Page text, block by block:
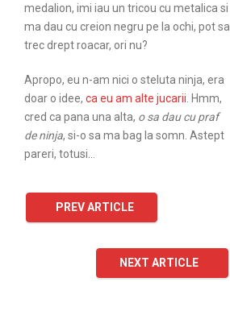
medalion, imi iau un tricou cu metalica si
ma dau cu creion negru pe la ochi, pot sa
trec drept roacar, ori nu?
Apropo, eu n-am nici o steluta ninja, era
doar o idee, ca eu am alte jucarii . Hmm,
cred ca pana una alta, o sa dau cu praf
de ninja, si-o sa ma bag la somn. Astept
pareri, totusi…
PREV ARTICLE
NEXT ARTICLE